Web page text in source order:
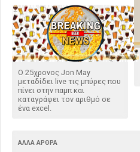
Ο 25χρονος Jon May
μεταδίδει live τις μπύρες που
πίνει στην παμπ και
καταγράφει τον αριθμό σε
ένα excel.
ΆΛΛΑ ΆΡΘΡΑ